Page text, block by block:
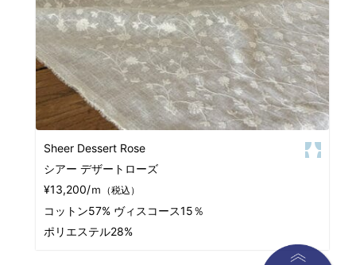
Sheer Dessert Rose
シアー デザートローズ
¥13,200/ｍ （税込）
コットン57% ヴィスコース15％
ポリエステル28%